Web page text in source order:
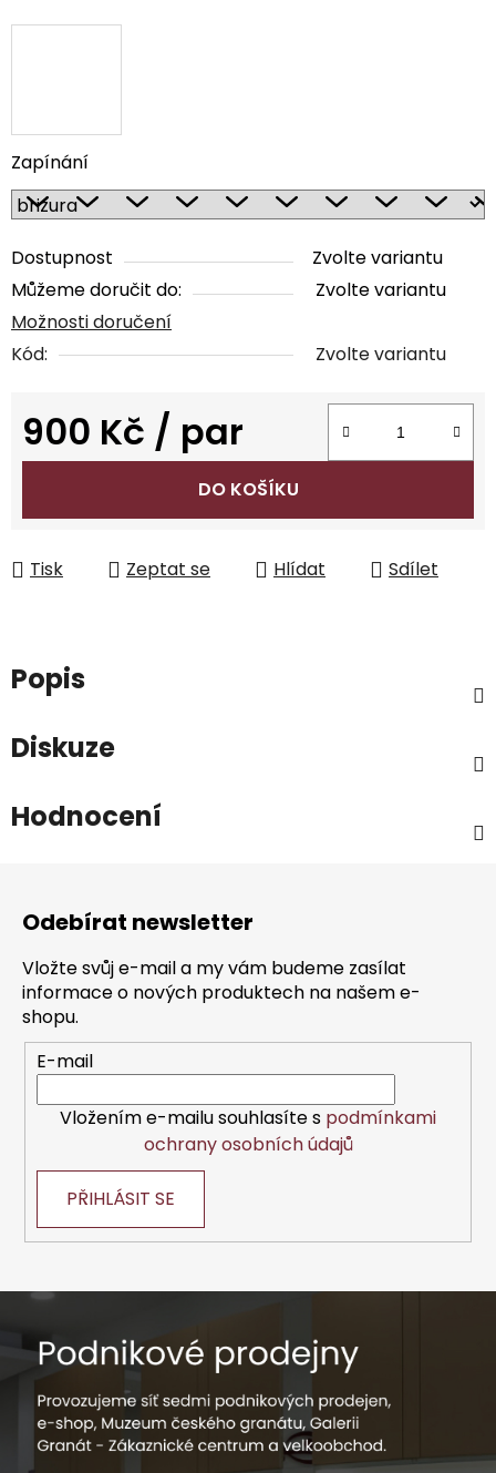
Zapínání
Dostupnost
Zvolte variantu
Můžeme doručit do:
Zvolte variantu
Možnosti doručení
Kód:
Zvolte variantu
900 Kč / par
Měrná cena:
DO KOŠÍKU
Tisk Zeptat se Hlídat Sdílet
Popis
Diskuze
Hodnocení
Odebírat newsletter
Vložte svůj e-mail a my vám budeme zasílat
informace o nových produktech na našem e-
shopu.
E-mail
Vložením e-mailu souhlasíte s podmínkami
ochrany osobních údajů
PŘIHLÁSIT SE